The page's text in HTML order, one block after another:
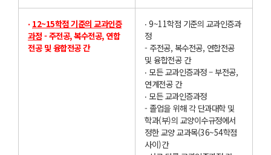
‧ 12~15학점 기준의 교과인증
과정 - 주전공, 복수전공, 연합
전공 및 융합전공 간
‧ 9~11학점 기준의 교과인증과
정
- 주전공, 복수전공, 연합전공
및 융합전공 간
‧ 모든 교과인증과정 – 부전공,
연계전공 간
‧ 모든 교과인증과정
- 졸업을 위해 각 단과대학 및
학과(부)의 교양이수규정에서
정한 교양 교과목(36~54학점
사이)간